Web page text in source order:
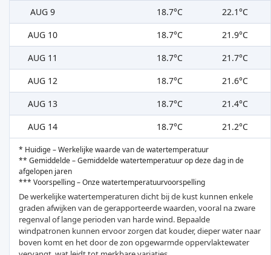
AUG 9
18.7°C
22.1°C
AUG 10
18.7°C
21.9°C
AUG 11
18.7°C
21.7°C
AUG 12
18.7°C
21.6°C
AUG 13
18.7°C
21.4°C
AUG 14
18.7°C 21.2°C
* Huidige – Werkelijke waarde van de watertemperatuur
** Gemiddelde – Gemiddelde watertemperatuur op deze dag in de
afgelopen jaren
*** Voorspelling – Onze watertemperatuurvoorspelling
De werkelijke watertemperaturen dicht bij de kust kunnen enkele
graden afwijken van de gerapporteerde waarden, vooral na zware
regenval of lange perioden van harde wind. Bepaalde
windpatronen kunnen ervoor zorgen dat kouder, dieper water naar
boven komt en het door de zon opgewarmde oppervlaktewater